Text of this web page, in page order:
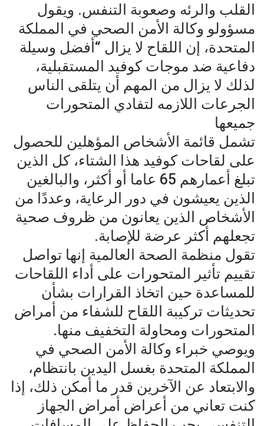
القلب والرئه وصعوبة التنفس. ويقول
مسؤولو وكالة الأمن الصحي في المملكة
المتحدة، إن اللقاح لا يزال “أفضل وسيلة
دفاعية ضد موجات كوفيد المستقبلية،
لذلك لا يزال من المهم أن يتلقى الناس
الجرعات اللازمه لتفادي المتحورات
جميعها
تشمل قائمة الأشخاص المؤهلين للحصول
على لقاحات كوفيد هذا الشتاء، كل الذين
تبلغ أعمارهم 65 عاما أو أكثر، والبالغين
الذين يعيشون في دور الرعاية، وعددًا من
الأشخاص الذين يعانون من ظروف صحية
تجعلهم أكثر عرضة للإصابة.
تقول منظمة الصحة العالمية إنها تواصل
تقييم تأثير المتحورات على أداء اللقاحات
للمساعدة حين اتخاذ القرارات بشأن
تحديثات تركيبة اللقاح للشفاء من أمراض
المتحورات ومحاولة التخفيف منها.
ويوصي خبراء وكالة الأمن الصحي في
المملكة المتحدة بغسل اليدين بانتظام،
والابتعاد عن الآخرين قدر ما أمكن ذلك، إذا
كنت تعاني من أعراض أمراض الجهاز